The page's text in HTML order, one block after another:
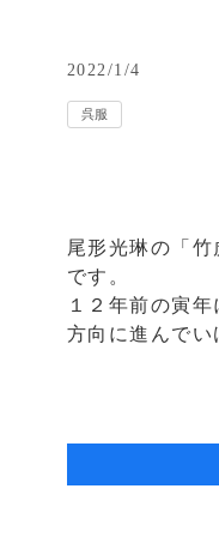
2022/1/4
呉服
尾形光琳の「
です。
１２年前の寅
方向に進んでい